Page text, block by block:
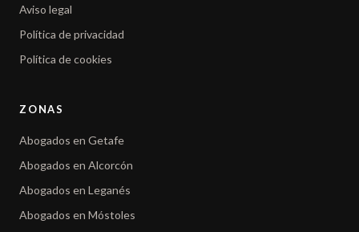
Aviso legal
Política de privacidad
Política de cookies
ZONAS
Abogados en Getafe
Abogados en Alcorcón
Abogados en Leganés
Abogados en Móstoles